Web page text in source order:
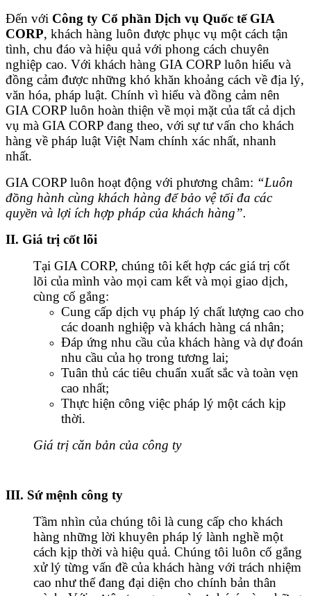
Đến với Công ty Cổ phần Dịch vụ Quốc tế GIA
CORP, khách hàng luôn được phục vụ một cách tận
tình, chu đáo và hiệu quả với phong cách chuyên
nghiệp cao. Với khách hàng GIA CORP luôn hiểu và
đồng cảm được những khó khăn khoảng cách về địa lý,
văn hóa, pháp luật. Chính vì hiểu và đồng cảm nên
GIA CORP luôn hoàn thiện về mọi mặt của tất cả dịch
vụ mà GIA CORP đang theo, với sự tư vấn cho khách
hàng về pháp luật Việt Nam chính xác nhất, nhanh
nhất.
GIA CORP luôn hoạt động với phương châm: “Luôn
đồng hành cùng khách hàng để bảo vệ tối đa các
quyền và lợi ích hợp pháp của khách hàng”.
II. Giá trị cốt lõi
Tại GIA CORP, chúng tôi kết hợp các giá trị cốt
lõi của mình vào mọi cam kết và mọi giao dịch,
cùng cố gắng:
Cung cấp dịch vụ pháp lý chất lượng cao cho
các doanh nghiệp và khách hàng cá nhân;
Đáp ứng nhu cầu của khách hàng và dự đoán
nhu cầu của họ trong tương lai;
Tuân thủ các tiêu chuẩn xuất sắc và toàn vẹn
cao nhất;
Thực hiện công việc pháp lý một cách kịp
thời.
Giá trị căn bản của công ty
III. Sứ mệnh công ty
Tầm nhìn của chúng tôi là cung cấp cho khách
hàng những lời khuyên pháp lý lành nghề một
cách kịp thời và hiệu quả. Chúng tôi luôn cố gắng
xử lý từng vấn đề của khách hàng với trách nhiệm
cao như thể đang đại diện cho chính bản thân